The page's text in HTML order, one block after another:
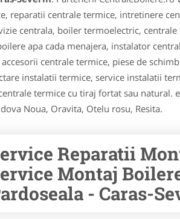
reparatii centrale termice, intretinere
centrala, boiler termoelectric,
apa cada menajera, instalator
centrale termice, piese de
instalatii termice, service instalatii
termice cu tiraj fortat sau natural.
Noua, Oravita, Otelu rosu, Resita.
Reparatii
Montaj
- Caras-